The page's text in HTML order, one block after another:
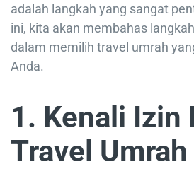
adalah langkah yang sangat
ini, kita akan membahas
dalam memilih travel umrah
Anda.
1. Kenali Izin
Travel Umrah